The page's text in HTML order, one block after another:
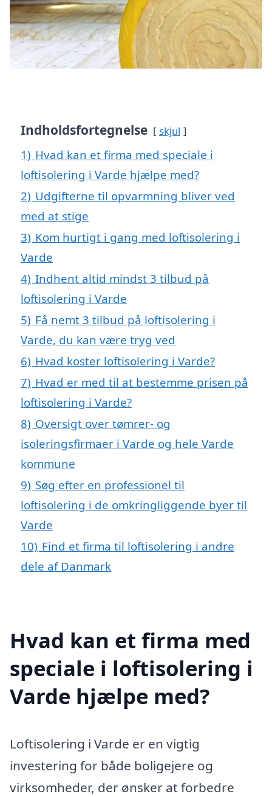
Indholdsfortegnelse skjul
1) Hvad kan et firma med speciale i
loftisolering i Varde hjælpe med?
2) Udgifterne til opvarmning bliver ved
med at stige
3) Kom hurtigt i gang med loftisolering i
Varde
4) Indhent altid mindst 3 tilbud på
loftisolering i Varde
5) Få nemt 3 tilbud på loftisolering i
Varde, du kan være tryg ved
6) Hvad koster loftisolering i Varde?
7) Hvad er med til at bestemme prisen på
loftisolering i Varde?
8) Oversigt over tømrer- og
isoleringsfirmaer i Varde og hele Varde
kommune
9) Søg efter en professionel til
loftisolering i de omkringliggende byer til
Varde
10) Find et firma til loftisolering i andre
dele af Danmark
Hvad kan et firma med
speciale i loftisolering i
Varde hjælpe med?
Loftisolering i Varde er en vigtig
investering for både boligejere og
virksomheder, der ønsker at forbedre